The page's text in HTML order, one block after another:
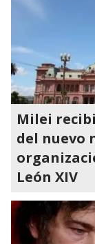
Milei
del nuevo
León XIV